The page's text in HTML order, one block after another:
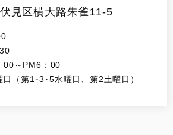
見区横大路朱雀11-5
00～PM6：00
（第1･3･5水曜日、第2土曜日）